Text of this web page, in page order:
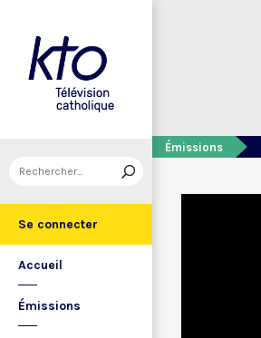
Se connecter
Accueil
Émissions
Émissions